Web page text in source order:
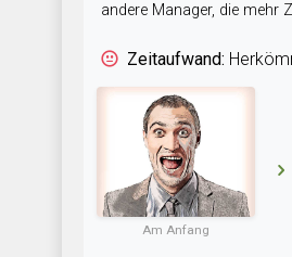
andere Manager, die mehr
Zeitaufwand:
Am Anfang